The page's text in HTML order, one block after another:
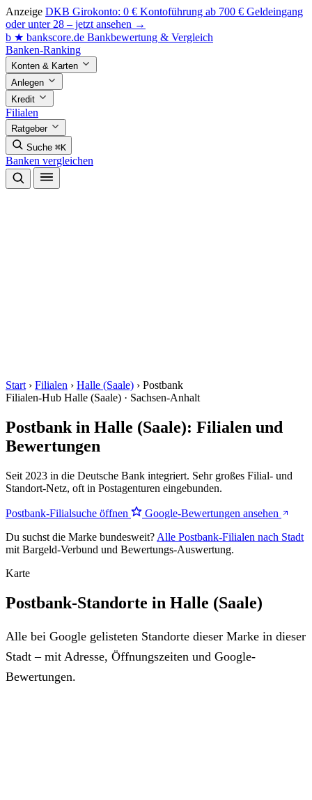
Anzeige DKB Girokonto: 0 € Kontoführung ab 700 € Geldeingang
oder unter 28 – jetzt ansehen →
b ★ bankscore.de Bankbewertung & Vergleich
Banken-Ranking
Konten & Karten
Anlegen
Kredit
Filialen
Ratgeber
Suche ⌘K
Banken vergleichen
Start › Filialen › Halle (Saale) › Postbank
Filialen-Hub Halle (Saale) · Sachsen-Anhalt
Postbank in Halle (Saale): Filialen und
Bewertungen
Seit 2023 in die Deutsche Bank integriert. Sehr großes Filial- und
Standort-Netz, oft in Postagenturen eingebunden.
Postbank-Filialsuche öffnen
Google-Bewertungen ansehen
Du suchst die Marke bundesweit? Alle Postbank-Filialen nach Stadt
mit Bargeld-Verbund und Bewertungs-Auswertung.
Karte
Postbank-Standorte in Halle (Saale)
Alle bei Google gelisteten Standorte dieser Marke in dieser
Stadt – mit Adresse, Öffnungszeiten und Google-
Bewertungen.